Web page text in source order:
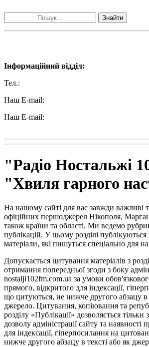
Знайти
Інформаційний відділ:
Тел.:
Наш E-mail:
Наш E-mail:
"Радіо Ностальжі
"Хвиля гарного
На нашому сайті для вас завжди важливі
офіційних першоджерел Нікополя,
також країни та області. Ми ведемо
публікацій. У цьому розділі публікуються
матеріали, які пишуться спеціально для
Допускається цитування матеріалів з
отримання попередньої згоди з боку
nostalji102fm.com.ua за умови
прямого, відкритого для індексації,
що цитуються, не нижче другого абзацу в
джерело. Цитування, копіювання та
розділу «Публікації» дозволяється
дозволу адміністрації сайту та наявності
для індексації, гіперпосилання на
нижче другого абзацу в тексті або як